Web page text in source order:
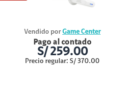
Vendido por Game Center
Pago al contado
S/ 259.00
Precio regular: S/ 370.00